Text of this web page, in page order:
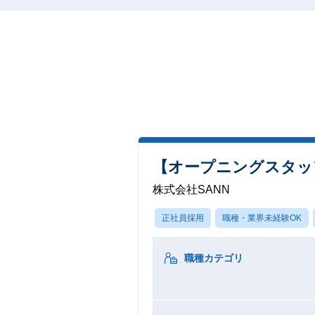
【オープニングスタ
株式会社SANN
正社員採用 職種・業界未経験OK
職種カテゴリ